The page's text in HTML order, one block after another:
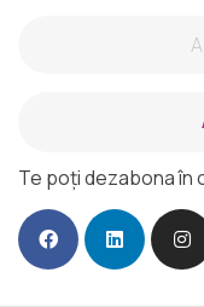
Te poți dezabona în